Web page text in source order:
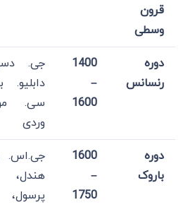
قرون
وسطی
دوره
رنسانس
1400
–
1600
جی.
دابلیو.
سی.
وردی
دوره
باروک
1600
–
1750
جی.اس.
هندل،
پرسول،